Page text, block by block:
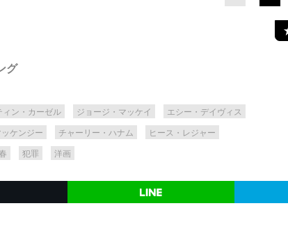
グ
ィン・カーゼル ジョージ・マッケイ エシー・デイヴィス
ッケンジー チャーリー・ハナム ヒース・レジャー
犯罪 洋画